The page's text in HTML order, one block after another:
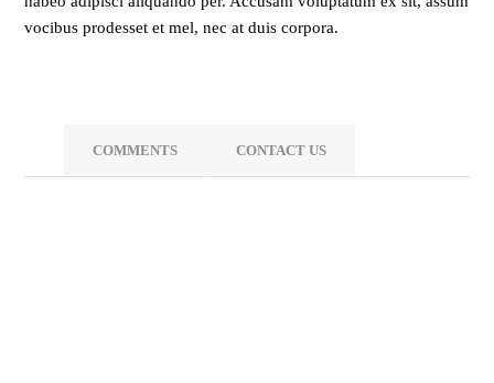
vocibus prodesset et mel, nec at duis corpora.
COMMENTS CONTACT US